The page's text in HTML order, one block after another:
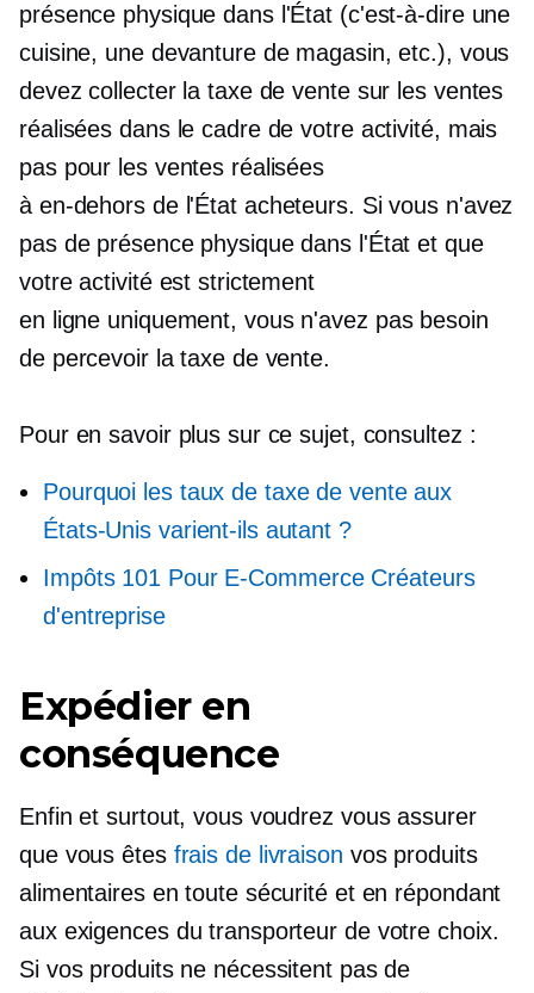
présence physique dans l'État (c'est-à-dire une
cuisine, une devanture de magasin, etc.), vous
devez collecter la taxe de vente sur les ventes
réalisées dans le cadre de votre activité, mais
pas pour les ventes réalisées
à en-dehors de l'Étatacheteurs. Si vous n'avez
pas de présence physique dans l'État et que
votre activité est strictement
en ligne uniquement, vous n'avez pas besoin
de percevoir la taxe de vente.
Pour en savoir plus sur ce sujet, consultez :
Pourquoi les taux de taxe de vente aux
États-Unis varient-ils autant ?
Impôts 101 Pour E-CommerceCréateurs
d'entreprise
Expédier en
conséquence
Enfin et surtout, vous voudrez vous assurer
que vous êtes frais de livraison vos produits
alimentaires en toute sécurité et en répondant
aux exigences du transporteur de votre choix.
Si vos produits ne nécessitent pas de